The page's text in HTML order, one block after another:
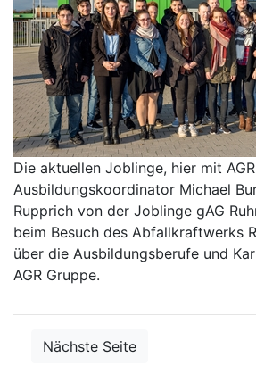
Die aktuellen Joblinge, hier mit
Ausbildungskoordinator Michael
Rupprich von der Joblinge gAG
beim Besuch des Abfallkraftwerks
über die Ausbildungsberufe und
AGR Gruppe.
Nächste Seite